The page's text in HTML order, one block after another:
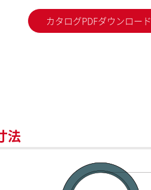
カタログPDFダウンロード
法